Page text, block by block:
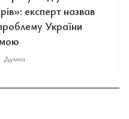
експерт назвав
України
Думка